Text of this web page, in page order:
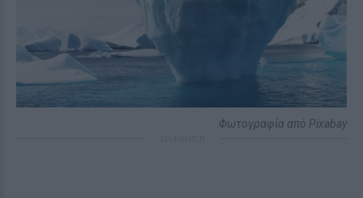
Φωτογραφία από Pixabay